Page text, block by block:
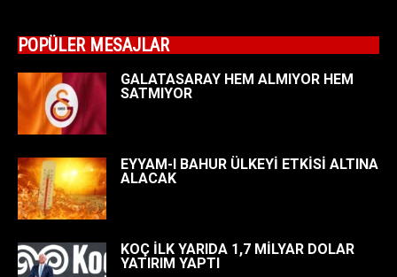
POPÜLER MESAJLAR
GALATASARAY HEM ALMIYOR HEM
SATMIYOR
EYYAM-I BAHUR ÜLKEYİ ETKİSİ ALTINA
ALACAK
KOÇ İLK YARIDA 1,7 MİLYAR DOLAR
YATIRIM YAPTI